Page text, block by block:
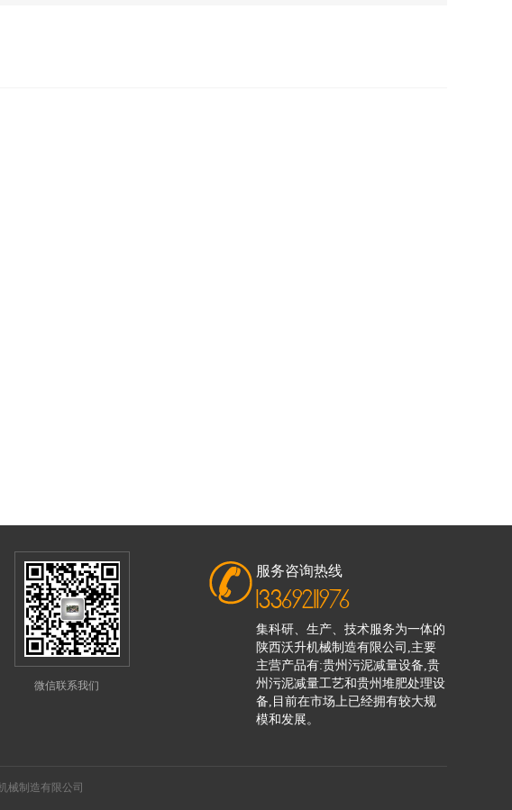
微信联系我们
服务咨询热线
13369211976
集科研、生产、技术服务为一体的
陕西沃升机械制造有限公司,主要
主营产品有:贵州污泥减量设备,贵
州污泥减量工艺和贵州堆肥处理设
备,目前在市场上已经拥有较大规
模和发展。
械制造有限公司